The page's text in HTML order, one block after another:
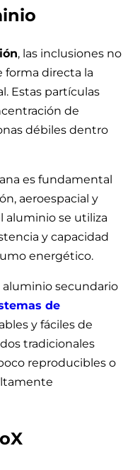
, las inclusiones no
forma directa la
Estas partículas
de
débiles dentro
es fundamental
aeroespacial y
aluminio se utiliza
y capacidad
energético.
aluminio secundario
de
y fáciles de
tradicionales
reproducibles o